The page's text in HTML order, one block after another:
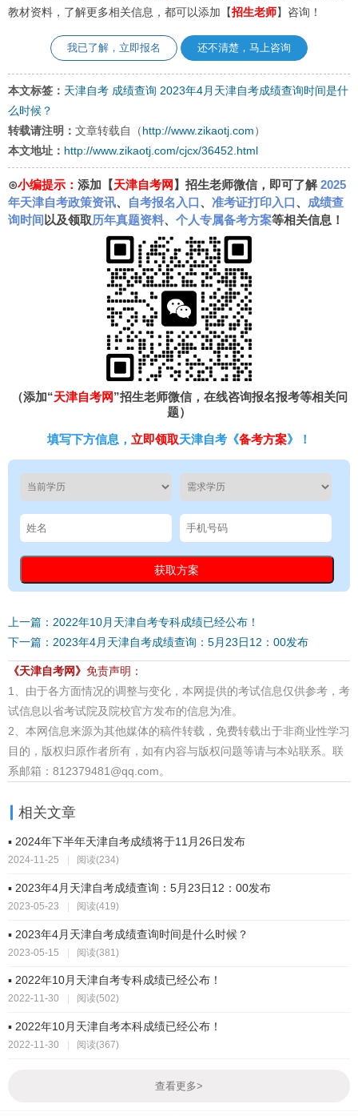
教材资料，了解更多相关信息，都可以添加【招生老师】咨询！
我已了解，立即报名 还不清楚，马上咨询
本文标签： 天津自考 成绩查询 2023年4月天津自考成绩查询时间是什
么时候？
转载请注明： 文章转载自（ http://www.zikaotj.com ）
本文地址： http://www.zikaotj.com/cjcx/36452.html
⊙小编提示： 添加【天津自考网 】招生老师微信，即可了解2025
年天津自考政策资讯、 自考报名入口、 准考证打印入口、 成绩查
询时间 以及领取历年真题资料、 个人专属备考方案等相关信息！
（添加“天津自考网”招生老师微信，在线咨询报名报考等相关问
题）
填写下方信息， 立即领取天津自考《备考方案》！
上一篇：2022年10月天津自考专科成绩已经公布！
下一篇：2023年4月天津自考成绩查询：5月23日12：00发布
《天津自考网》 免责声明：
1、由于各方面情况的调整与变化，本网提供的考试信息仅供参考，考
试信息以省考试院及院校官方发布的信息为准。
2、本网信息来源为其他媒体的稿件转载，免费转载出于非商业性学习
目的，版权归原作者所有，如有内容与版权问题等请与本站联系。联
系邮箱：812379481@qq.com。
相关文章
▪ 2024年下半年天津自考成绩将于11月26日发布
2024-11-25 阅读(234)
▪ 2023年4月天津自考成绩查询：5月23日12：00发布
2023-05-23 阅读(419)
▪ 2023年4月天津自考成绩查询时间是什么时候？
2023-05-15 | 阅读(381)
▪ 2022年10月天津自考专科成绩已经公布！
2022-11-30 阅读(502)
▪ 2022年10月天津自考本科成绩已经公布！
2022-11-30 阅读(367)
查看更多>